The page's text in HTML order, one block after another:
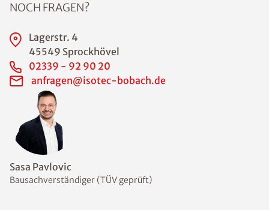
Sasa Pavlovic
Bausachverständiger (TÜV geprüft)
NOCH FRAGEN?
Lagerstr. 4
45549 Sprockhövel
02339 - 92 90 20
anfragen@isotec-bobach.de